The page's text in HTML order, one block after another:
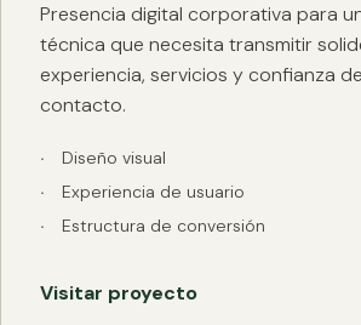
Presencia digital corporativa para
técnica que necesita transmitir
experiencia, servicios y confianza
contacto.
Diseño visual
Experiencia de usuario
Estructura de conversión
Visitar proyecto